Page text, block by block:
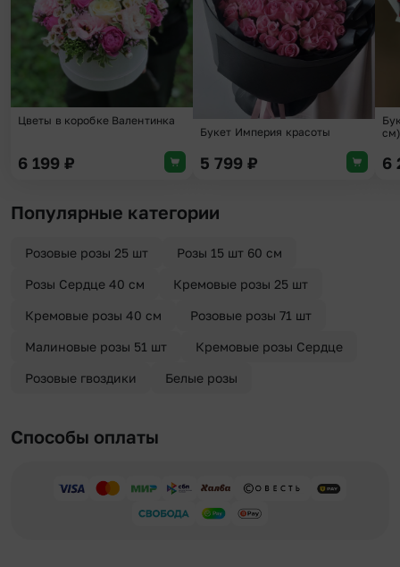
Цветы в коробке Валентинка
6 199 ₽
Букет Империя красоты
5 799 ₽ 6
Популярные категории
Розовые розы 25 шт Розы 15 шт 60 см
Розы Сердце 40 см Кремовые розы 25 шт
Кремовые розы 40 см Розовые розы 71 шт
Малиновые розы 51 шт Кремовые розы Сердце
Розовые гвоздики Белые розы
Способы оплаты